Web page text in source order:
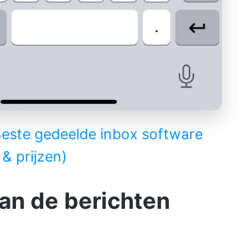
gedeelde inbox software
prijzen)
de berichten